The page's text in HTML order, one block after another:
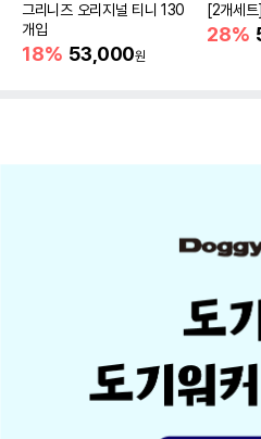
그리니즈 오리지널 티니 130
개입
18% 53,000원
[2개세
28%